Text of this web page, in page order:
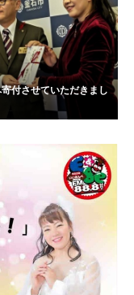
付させていただきまし